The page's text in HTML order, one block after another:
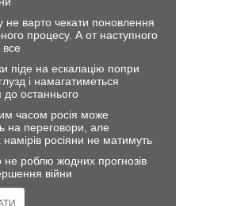
не варто чекати поновлення
процесу. А от наступного
піде на ескалацію попри
і намагатиметься
до останнього
часом росія може
на переговори, але
росіяни не матимуть
роблю жодних прогнозів
війни